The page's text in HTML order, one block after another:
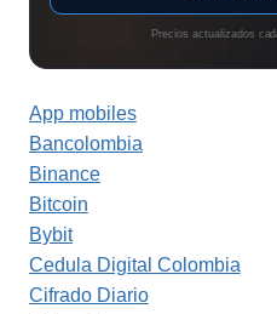
Precios actualizados
App mobiles
Bancolombia
Binance
Bitcoin
Bybit
Cedula Digital Colombia
Cifrado Diario